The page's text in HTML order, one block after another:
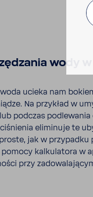
wody w
ucieka nam
Na przy­kład w
podczas
elimi­nuje te
jak w przy­padku
pomocy kalku­la­tora w
przy